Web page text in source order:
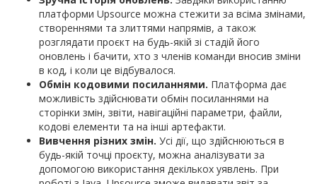
платформи Upsource можна стежити за всіма змінами,
створеннями та злиттями напрямів, а також
розглядати проєкт на будь-якій зі стадій його
оновлень і бачити, хто з членів команди вносив зміни
в код, і коли це відбувалося.
Обмін кодовими посиланнями. Платформа дає
можливість здійснювати обмін посиланнями на
сторінки змін, звіти, навігаційні параметри, файли,
кодові елементи та на інші артефакти.
Вивчення різних змін. Усі дії, що здійснюються в
будь-якій точці проєкту, можна аналізувати за
допомогою використання декількох уявлень. При